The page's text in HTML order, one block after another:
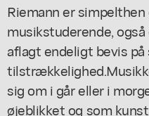
Riemann er
musikstuderende,
aflagt endeligt bevis på
sig om i går eller i
øjeblikket og som